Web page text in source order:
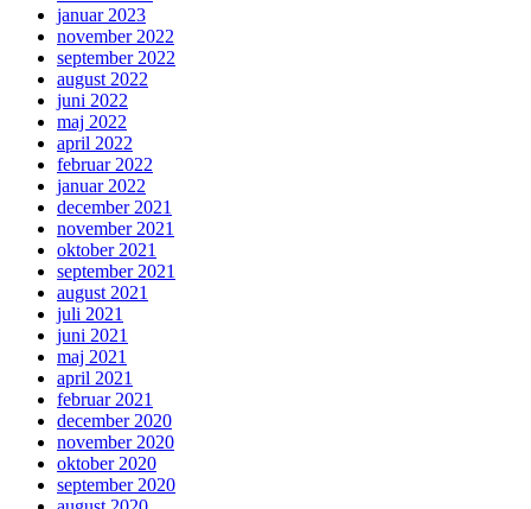
januar 2023
november 2022
september 2022
august 2022
juni 2022
maj 2022
april 2022
februar 2022
januar 2022
december 2021
november 2021
oktober 2021
september 2021
august 2021
juli 2021
juni 2021
maj 2021
april 2021
februar 2021
december 2020
november 2020
oktober 2020
september 2020